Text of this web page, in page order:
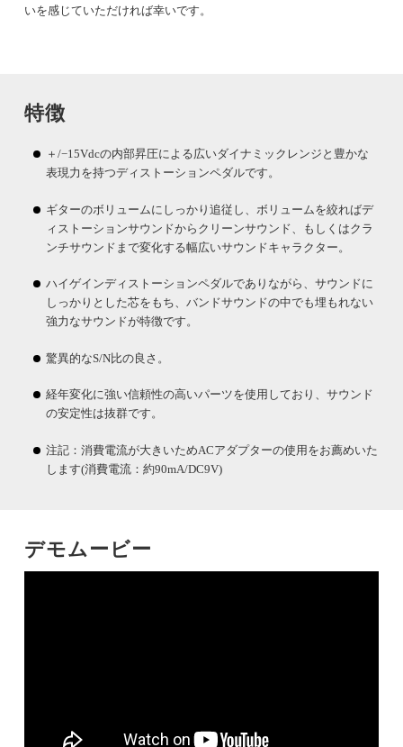
いを感じていただければ幸いです。
特徴
＋/−15Vdcの内部昇圧による広いダイナミックレンジと豊かな
表現力を持つディストーションペダルです。
ギターのボリュームにしっかり追従し、ボリュームを絞ればデ
ィストーションサウンドからクリーンサウンド、もしくはクラ
ンチサウンドまで変化する幅広いサウンドキャラクター。
ハイゲインディストーションペダルでありながら、サウンドに
しっかりとした芯をもち、バンドサウンドの中でも埋もれない
強力なサウンドが特徴です。
驚異的なS/N比の良さ。
経年変化に強い信頼性の高いパーツを使用しており、サウンド
の安定性は抜群です。
注記：消費電流が大きいためACアダプターの使用をお薦めいた
します(消費電流：約90mA/DC9V)
デモムービー